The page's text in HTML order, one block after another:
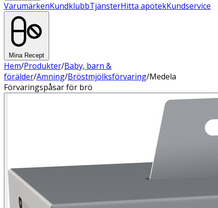
VarumärkenKundklubbTjänsterHitta apotekKundservice
Mina Recept
Hem/Produkter/Baby, barn &
förälder/Amning/Bröstmjölksförvaring/Medela
Förvaringspåsar för brö